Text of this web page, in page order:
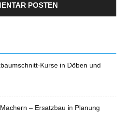
Kurse in Döben und
– Ersatzbau in Planung